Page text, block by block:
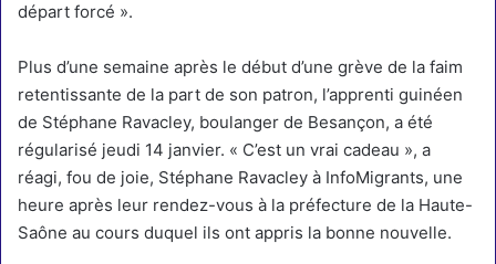
départ forcé ».
Plus d’une semaine après le début d’une grève de la faim
retentissante de la part de son patron, l’apprenti guinéen
de Stéphane Ravacley, boulanger de Besançon, a été
régularisé jeudi 14 janvier. « C’est un vrai cadeau », a
réagi, fou de joie, Stéphane Ravacley à InfoMigrants, une
heure après leur rendez-vous à la préfecture de la Haute-
Saône au cours duquel ils ont appris la bonne nouvelle.